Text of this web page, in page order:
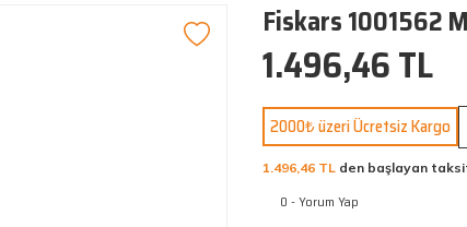
Fiskars 1001562
1.496,46 TL
2000₺ üzeri Ücretsiz Kargo
1.496,46 TL den başlayan
0 - Yorum Yap